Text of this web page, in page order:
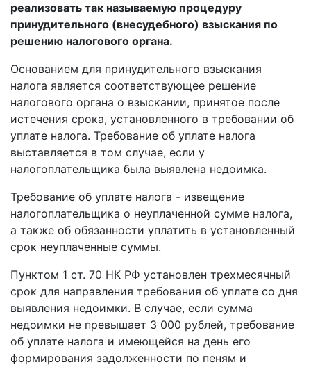
реализовать так называемую процедуру
принудительного (внесудебного) взыскания по
решению налогового органа.
Основанием для принудительного взыскания
налога является соответствующее решение
налогового органа о взыскании, принятое после
истечения срока, установленного в требовании об
уплате налога. Требование об уплате налога
выставляется в том случае, если у
налогоплательщика была выявлена недоимка.
Требование об уплате налога - извещение
налогоплательщика о неуплаченной сумме налога,
а также об обязанности уплатить в установленный
срок неуплаченные суммы.
Пунктом 1 ст. 70 НК РФ установлен трехмесячный
срок для направления требования об уплате со дня
выявления недоимки. В случае, если сумма
недоимки не превышает 3 000 рублей, требование
об уплате налога и имеющейся на день его
формирования задолженности по пеням и